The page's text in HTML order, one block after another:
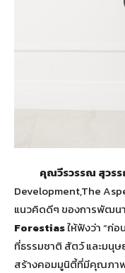
คุณวีรวรรณ สุวร
Development,The
แนวคิดดีๆ ของการพัฒน
Forestiasให้ฟังว่า “ก่
ที่ธรรมชาติ สัตว์ และมนุ
สร้างคอมมูนิตี้ที่มีคุณภา